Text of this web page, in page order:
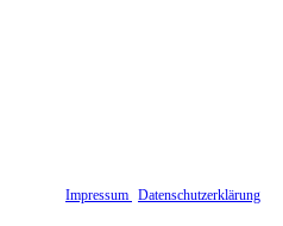
Impressum Datenschutzerklärung